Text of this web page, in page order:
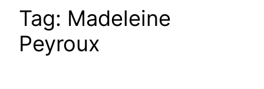
Tag: Madeleine
Peyroux